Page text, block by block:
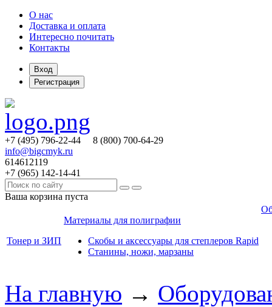
О нас
Доставка и оплата
Интересно почитать
Контакты
Вход
Регистрация
+7 (495) 796-22-44 8 (800) 700-64-29
info@bigcmyk.ru
614612119
+7 (965) 142-14-41
Ваша корзина пуста
Тонер и ЗИП
Материалы для полиграфии
Скобы и аксессуары для степлеров Rapid
Станины, ножи, марзаны
На главную →